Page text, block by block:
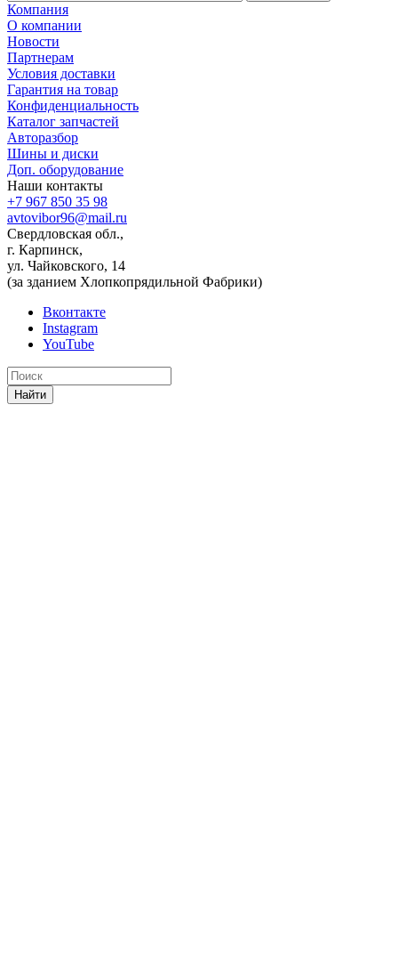
Компания
О компании
Новости
Партнерам
Условия доставки
Гарантия на товар
Конфиденциальность
Каталог запчастей
Авторазбор
Шины и диски
Доп. оборудование
Наши контакты
+7 967 850 35 98
avtovibor96@mail.ru
Свердловская обл.,
г. Карпинск,
ул. Чайковского, 14
(за зданием Хлопкопрядильной Фабрики)
Вконтакте
Instagram
YouTube
Найти